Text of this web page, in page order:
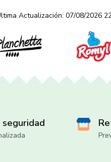
Actualización: 07/08/2026
seguridad